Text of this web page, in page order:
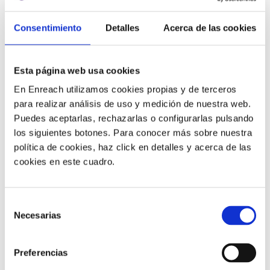
Consentimiento Detalles Acerca de las cookies
Esta página web usa cookies
En Enreach utilizamos cookies propias y de terceros
para realizar análisis de uso y medición de nuestra web.
Puedes aceptarlas, rechazarlas o configurarlas pulsando
los siguientes botones. Para conocer más sobre nuestra
política de cookies, haz click en detalles y acerca de las
cookies en este cuadro.
Necesarias
Preferencias
dificultades.
Para muchas personas, “sin dificultades” significa no
tener que repetir los detalles de su problema. De hecho,
el 96% de los usuarios espera que las empresas
faciliten el cambio de canales sin la necesidad de
repetir la información.
primer contacto (FCR, en sus